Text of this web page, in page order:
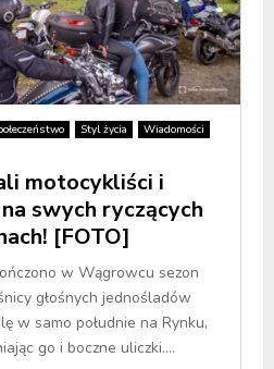
Styl życia
Wiadomości
motocykliści i
swych ryczących
[FOTO]
w Wągrowcu sezon
głośnych jednośladów
w samo południe na Rynku,
go i boczne uliczki....